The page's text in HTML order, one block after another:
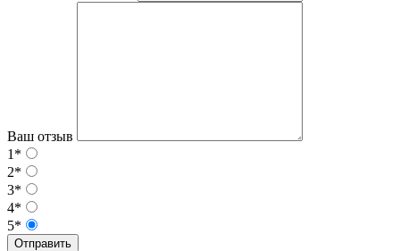
Ваш отзыв
1*
2*
3*
4*
5*
Отправить